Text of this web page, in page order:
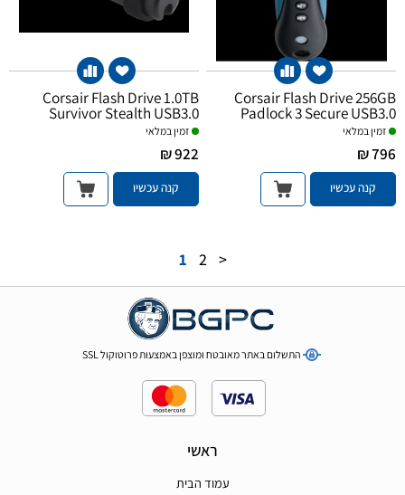
Corsair Flash Drive 256GB
Padlock 3 Secure USB3.0
זמין במלאי
796 ₪
קנה עכשיו
Corsair Flash Drive 1.0TB
Survivor Stealth USB3.0
זמין במלאי
922 ₪
קנה עכשיו
1 2 >
התשלום באתר מאובטח ומוצפן באמצעות פרוטוקול SSL
ראשי
עמוד הבית